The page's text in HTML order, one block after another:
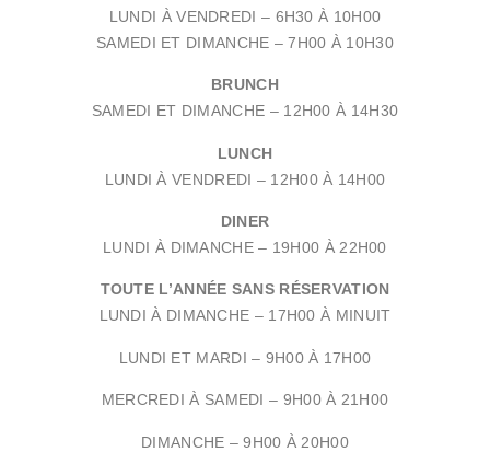
LUNDI À VENDREDI – 6H30 À 10H00
SAMEDI ET DIMANCHE –7H00 À 10H30
BRUNCH
SAMEDI ET DIMANCHE – 12H00 À 14H30
LUNCH
LUNDI À VENDREDI – 12H00 À 14H00
DINER
LUNDI À DIMANCHE – 19H00 À 22H00
TOUTE L’ANNÉE SANS RÉSERVATION
LUNDI À DIMANCHE – 17H00 À MINUIT
LUNDI ET MARDI – 9H00 À 17H00
MERCREDI À SAMEDI – 9H00 À 21H00
DIMANCHE – 9H00 À 20H00